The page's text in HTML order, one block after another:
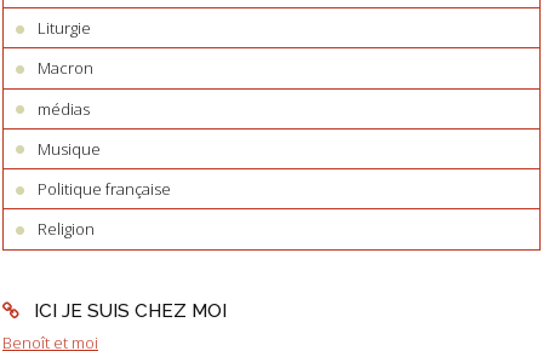
Liturgie
Macron
médias
Musique
Politique française
Religion
ICI JE SUIS CHEZ MOI
Benoît et moi